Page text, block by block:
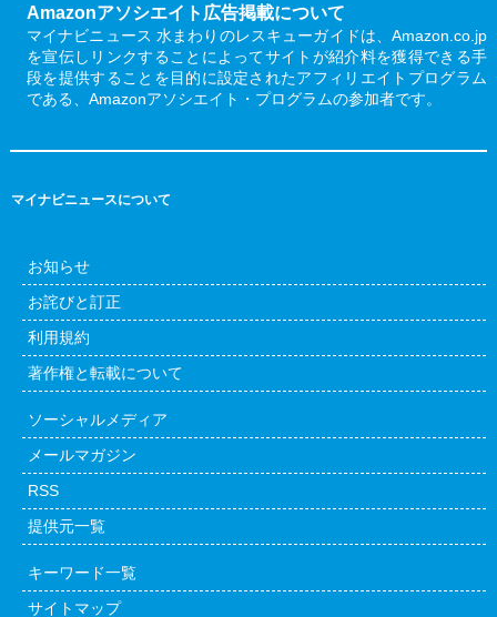
Amazonアソシエイト広告掲載について
マイナビニュース 水まわりのレスキューガイドは、Amazon.co.jp
を宣伝しリンクすることによってサイトが紹介料を獲得できる手
段を提供することを目的に設定されたアフィリエイトプログラム
である、Amazonアソシエイト・プログラムの参加者です。
マイナビニュースについて
お知らせ
お詫びと訂正
利用規約
著作権と転載について
ソーシャルメディア
メールマガジン
RSS
提供元一覧
キーワード一覧
サイトマップ